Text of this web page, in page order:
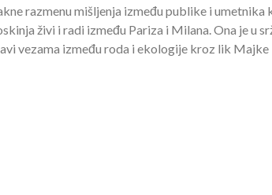
razmenu mišljenja između publike i umetnika
živi i radi između Pariza i Milana. Ona je u
vezama između roda i ekologije kroz lik Majke